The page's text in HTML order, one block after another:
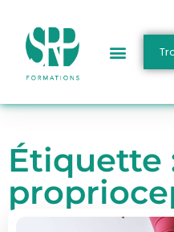
Étiquette